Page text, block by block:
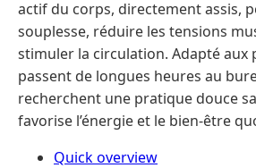
actif du corps, directement assis,
souplesse, réduire les tensions
stimuler la circulation. Adapté aux
passent de longues heures au
recherchent une pratique douce
favorise l’énergie et le bien-être
Quick overview